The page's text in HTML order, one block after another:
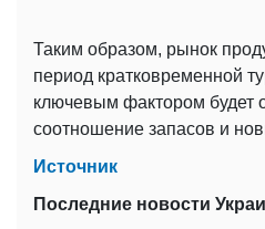
Таким образом, рынок
период кратковременной
ключевым фактором будет
соотношение запасов и
Источник
Последние новости